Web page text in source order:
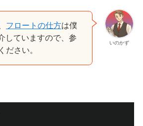
いのかず
フロートの仕方は僕
していますので、参
ださい。